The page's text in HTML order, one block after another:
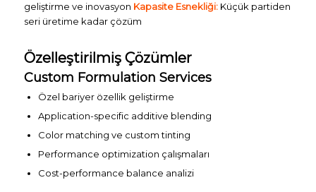
geliştirme ve inovasyon Kapasite Esnekliği:Küçük partiden
seri üretime kadar çözüm
Özelleştirilmiş Çözümler
Custom Formulation Services
Özel bariyer özellik geliştirme
Application-specific additive blending
Color matching ve custom tinting
Performance optimization çalışmaları
Cost-performance balance analizi